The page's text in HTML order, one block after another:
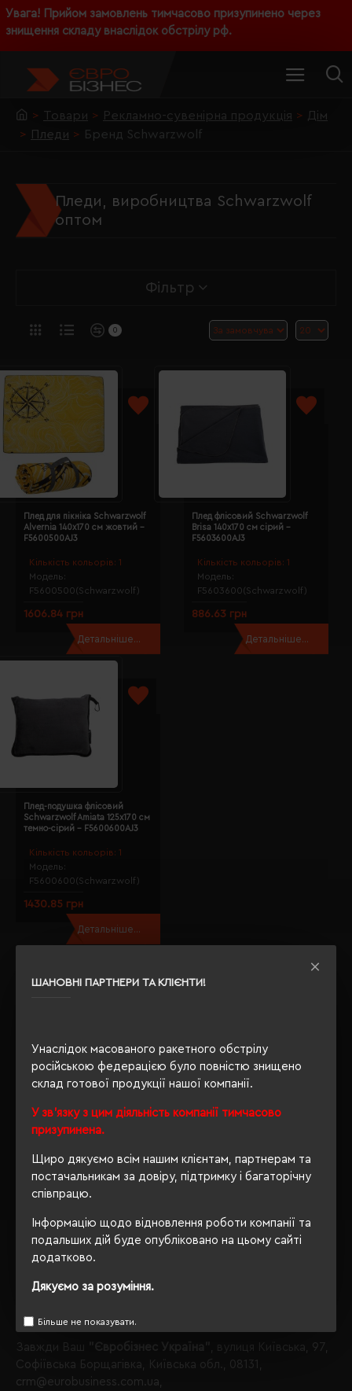
ШАНОВНІ ПАРТНЕРИ ТА КЛІЄНТИ!
Унаслідок масованого ракетного обстрілу
російською федерацією було повністю знищено
склад готової продукції нашої компанії.
У зв'язку з цим діяльність компанії тимчасово
призупинена.
Щиро дякуємо всім нашим клієнтам, партнерам та
постачальникам за довіру, підтримку і багаторічну
співпрацю.
Інформацію щодо відновлення роботи компанії та
подальших дій буде опубліковано на цьому сайті
додатково.
Дякуємо за розуміння.
Більше не показувати.
Увага! Прийом замовлень тимчасово призупинено через
знищення складу внаслідок обстрілу рф.
Товари Рекламно-сувенірна продукція
Дім
Пледи
Бренд Schwarzwolf
Пледи, виробництва Schwarzwolf
оптом
На даний момент у нас є, що Вам запропонувати в
категорії Пледи.
Пледи
виробника Schwarzwolf;
Звертаємо Вашу увагу, що з таким набором параметрів,
кількість даного товарузалишилося 3.
Також Ви можете зателефонувати нам по телефону
+380444928603 , і наші менеджери із задоволенням
проконсультують і підберуть для Вас оптимальний
варіант.
Обираючи продукцію в нашому інтернет-магазині, Ви
ми завжди будемо раді бачити Вас знову.
Завжди Ваш
, вулиця Київська, 97,
Софіївська Борщагівка, Київська обл., 08131,
crm@eurobusiness.com.ua,
Фільтр
0
Кількість кольорів: 1
Модель:
F5600500(Schwarzwolf)
Плед для пікніка Schwarzwolf
Alvernia 140х170 см жовтий -
F5600500AJ3
1606.84 грн
Детальніше...
Кількість кольорів: 1
Модель:
F5603600(Schwarzwolf)
Плед флісовий Schwarzwolf
Brisa 140х170 см сірий -
F5603600AJ3
886.63 грн
Детальніше...
Кількість кольорів: 1
Модель:
F5600600(Schwarzwolf)
Плед-подушка флісовий
Schwarzwolf Amiata 125х170 см
темно-сірий - F5600600AJ3
1430.85 грн
Детальніше...